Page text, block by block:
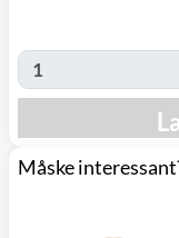
Måske